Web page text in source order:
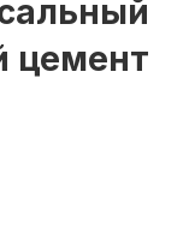
цемент